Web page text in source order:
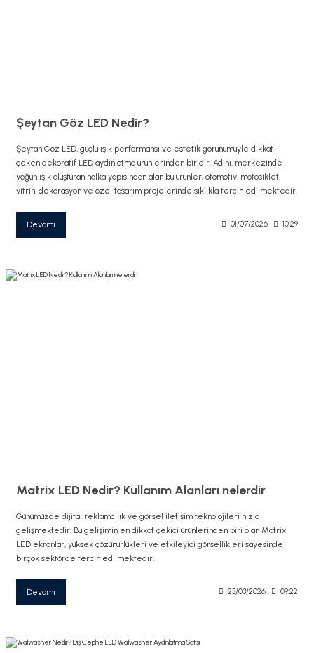
Şeytan Göz LED Nedir?
Şeytan Göz LED, güçlü ışık performansı ve estetik görünümüyle dikkat
çeken dekoratif LED aydınlatma ürünlerinden biridir. Adını, merkezinde
yoğun ışık oluşturan halka yapısından alan bu ürünler; otomotiv, motosiklet,
vitrin, dekorasyon ve özel tasarım projelerinde sıklıkla tercih edilmektedir.
Devamı 01/07/2026 10:29
Matrix LED Nedir? Kullanım Alanları nelerdir
Günümüzde dijital reklamcılık ve görsel iletişim teknolojileri hızla
gelişmektedir. Bu gelişimin en dikkat çekici ürünlerinden biri olan Matrix
LED ekranlar, yüksek çözünürlükleri ve etkileyici görsellikleri sayesinde
birçok sektörde tercih edilmektedir.
Devamı 23/03/2026 09:22